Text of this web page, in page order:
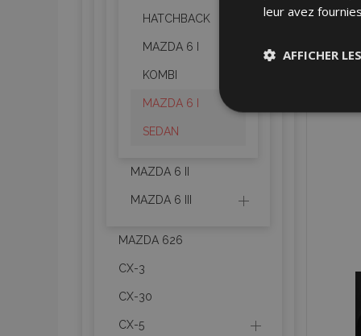
HATCHBACK
MAZDA 6 I
KOMBI
MAZDA 6 I
SEDAN
MAZDA 6 II
MAZDA 6 III
MAZDA 626
CX-3
CX-30
CX-5
leur avez
AFFICHER
utilisateurs et la